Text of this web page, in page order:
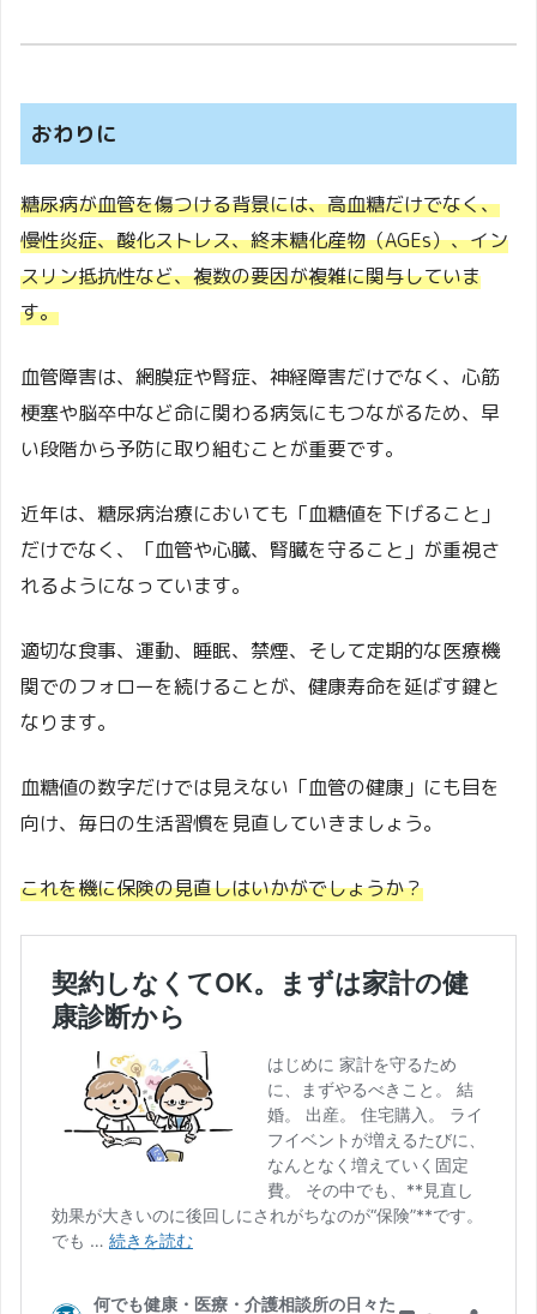
おわりに
糖尿病が血管を傷つける背景には、高血糖だけでなく、
慢性炎症、酸化ストレス、終末糖化産物（AGEs）、イン
スリン抵抗性など、複数の要因が複雑に関与していま
す。
血管障害は、網膜症や腎症、神経障害だけでなく、心筋
梗塞や脳卒中など命に関わる病気にもつながるため、早
い段階から予防に取り組むことが重要です。
近年は、糖尿病治療においても「血糖値を下げること」
だけでなく、「血管や心臓、腎臓を守ること」が重視さ
れるようになっています。
適切な食事、運動、睡眠、禁煙、そして定期的な医療機
関でのフォローを続けることが、健康寿命を延ばす鍵と
なります。
血糖値の数字だけでは見えない「血管の健康」にも目を
向け、毎日の生活習慣を見直していきましょう。
これを機に保険の見直しはいかがでしょうか？